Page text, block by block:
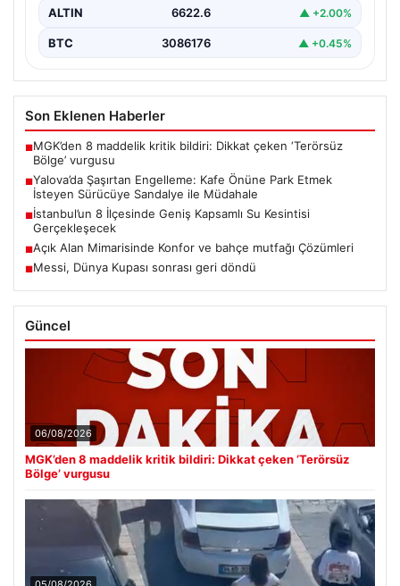
ALTIN 6622.6 ▲ +2.00%
BTC 3086176 ▲ +0.45%
Son Eklenen Haberler
■MGK’den 8 maddelik kritik bildiri: Dikkat çeken ‘Terörsüz
Bölge’ vurgusu
■Yalova’da Şaşırtan Engelleme: Kafe Önüne Park Etmek
İsteyen Sürücüye Sandalye ile Müdahale
■İstanbul’un 8 İlçesinde Geniş Kapsamlı Su Kesintisi
Gerçekleşecek
■Açık Alan Mimarisinde Konfor ve bahçe mutfağı Çözümleri
■Messi, Dünya Kupası sonrası geri döndü
Güncel
06/08/2026
MGK’den 8 maddelik kritik bildiri: Dikkat çeken ‘Terörsüz
Bölge’ vurgusu